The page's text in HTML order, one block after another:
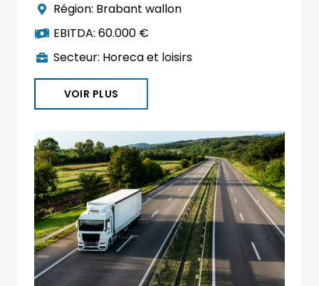
Région: Brabant wallon
EBITDA:60.000 €
Secteur: Horeca et loisirs
VOIR PLUS